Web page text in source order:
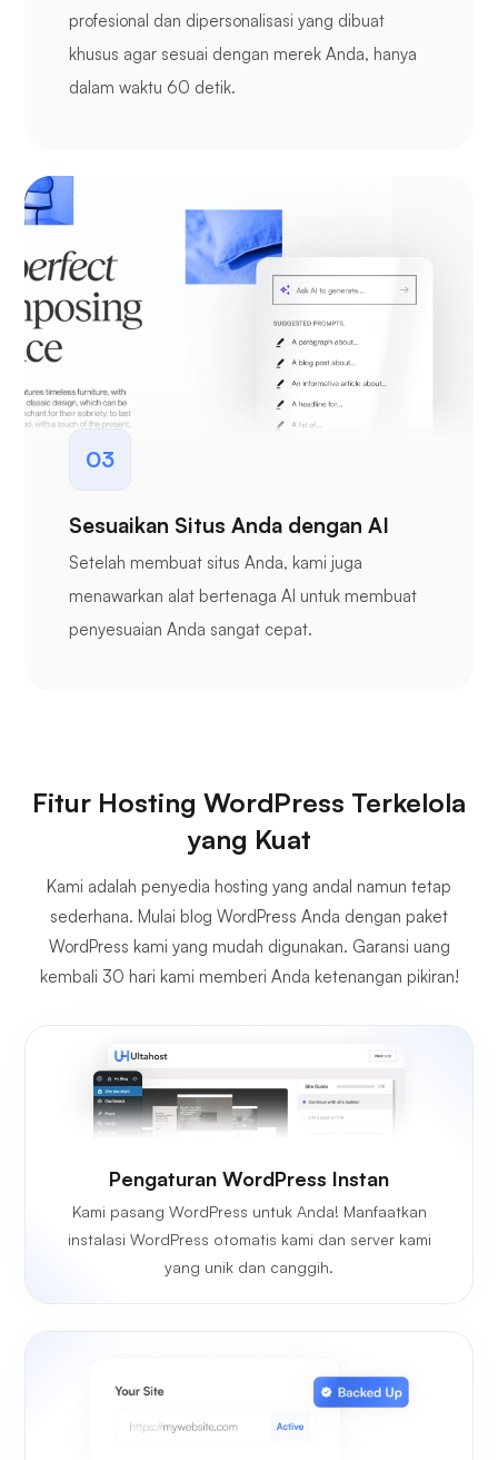
profesional dan dipersonalisasi yang dibuat
khusus agar sesuai dengan merek Anda, hanya
dalam waktu 60 detik.
03
Sesuaikan Situs Anda dengan AI
Setelah membuat situs Anda, kami juga
menawarkan alat bertenaga AI untuk membuat
penyesuaian Anda sangat cepat.
Fitur Hosting WordPress Terkelola
yang Kuat
Kami adalah penyedia hosting yang andal namun tetap
sederhana. Mulai blog WordPress Anda dengan paket
WordPress kami yang mudah digunakan. Garansi uang
kembali 30 hari kami memberi Anda ketenangan pikiran!
Pengaturan WordPress Instan
Kami pasang WordPress untuk Anda! Manfaatkan
instalasi WordPress otomatis kami dan server kami
yang unik dan canggih.